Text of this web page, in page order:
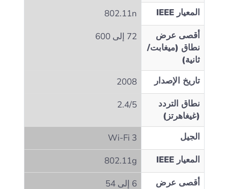
المعيار IEEE
802.11n
أقصى عرض
نطاق (ميغابت/
ثانية)
72 إلى 600
تاريخ الإصدار
2008
نطاق التردد
(غيغاهرتز)
2.4/5
الجيل
Wi‑Fi 3
المعيار IEEE
802.11g
أقصى عرض
6 إلى 54